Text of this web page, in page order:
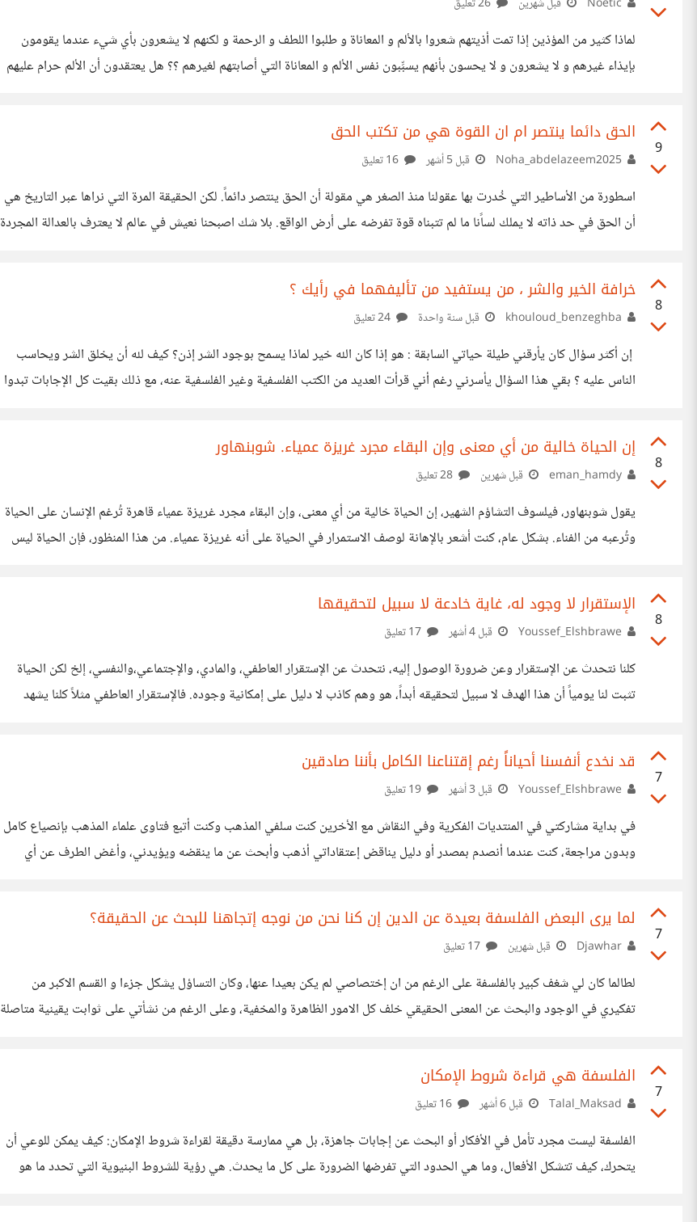
قبل شهرين
لماذا كثير من المؤذين إذا تمت أذيتهم شعروا بالألم و المعاناة و طلبوا اللطف و الرحمة و لكنهم لا يشعرون بأي شيء عندما يقومون
بإيذاء غيرهم و لا يشعرون و لا يحسون بأنهم يسبِّبون نفس الألم و المعاناة التي أصابتهم لغيرهم ؟؟ هل يعتقدون أن الألم حرام عليهم
9
الحق دائما ينتصر ام ان القوة هي من تكتب الحق
قبل 5 أشهر
اسطورة من الأساطير التي خُدرت بها عقولنا منذ الصغر هي مقولة أن الحق ينتصر دائماً. لكن الحقيقة المرة التي نراها عبر التاريخ هي
أن الحق في حد ذاته لا يملك لساًنا ما لم تتبناه قوة تفرضه على أرض الواقع. بلا شك اصبحنا نعيش في عالم لا يعترف بالعدالة المجردة
في صورة بطل ومخلص لمجرد أنه امتلك السلاح والمال والمنصة
8
خرافة الخير والشر ، من يستفيد من تأليفهما في رأيك ؟
قبل سنة واحدة
إن أكثر سؤال كان يأرقني طيلة حياتي السابقة : هو إذا كان الله خير لماذا يسمح بوجود الشر إذن؟ كيف لله أن يخلق الشر ويحاسب
الناس عليه ؟ بقي هذا السؤال يأسرني رغم أني قرأت العديد من الكتب الفلسفية وغير الفلسفية عنه، مع ذلك بقيت كل الإجابات تبدوا
والحادثة الثانية هو بحث كنت أقوم به حول عقلية المجرمين والقاتيلين المتسلسلين، تبين
8
إن الحياة خالية من أي معنى وإن البقاء مجرد غريزة عمياء. شوبنهاور
قبل شهرين
يقول شوبنهاور، فيلسوف التشاؤم الشهير، إن الحياة خالية من أي معنى، وإن البقاء مجرد غريزة عمياء قاهرة تُرغم الإنسان على الحياة
وتُرعبه من الفناء. بشكل عام، كنت أشعر بالإهانة لوصف الاستمرار في الحياة على أنه غريزة عمياء. من هذا المنظور، فإن الحياة ليس
8
الإستقرار لا وجود له، غاية خادعة لا سبيل لتحقيقها
قبل 4 أشهر
كلنا نتحدث عن الإستقرار وعن ضرورة الوصول إليه، نتحدث عن الإستقرار العاطفي، والمادي، والإجتماعي،والنفسي، إلخ لكن الحياة
تثبت لنا يومياً أن هذا الهدف لا سبيل لتحقيقه أبداً، هو وهم كاذب لا دليل على إمكانية وجوده. فالإستقرار العاطفي مثلاً كلنا يشهد
نقصان تارة أخرى، بل هناك من يخون أو يفشل في العلاقة بسبب فشله في إدارة هذه التقلبات العاطفية.
7
قد نخدع أنفسنا أحياناً رغم إقتناعنا الكامل بأننا صادقين
قبل 3 أشهر
في بداية مشاركتي في المنتديات الفكرية وفي النقاش مع الأخرين كنت سلفي المذهب وكنت أتبع فتاوى علماء المذهب بإنصياع كامل
وبدون مراجعة، كنت عندما أنصدم بمصدر أو دليل يناقض إعتقاداتي أذهب وأبحث عن ما ينقضه ويؤيدني، وأغض الطرف عن أي
7
لما يرى البعض الفلسفة بعيدة عن الدين إن كنا نحن من نوجه إتجاهنا للبحث عن الحقيقة؟
قبل شهرين
لطالما كان لي شغف كبير بالفلسفة على الرغم من ان إختصاصي لم يكن بعيدا عنها، وكان التساؤل يشكل جزءا و القسم الاكبر من
تفكيري في الوجود والبحث عن المعنى الحقيقي خلف كل الامور الظاهرة والمخفية، وعلى الرغم من نشأتي على ثوابت يقينية متاصلة
7
الفلسفة هي قراءة شروط الإمكان
قبل 6 أشهر
الفلسفة ليست مجرد تأمل في الأفكار أو البحث عن إجابات جاهزة، بل هي ممارسة دقيقة لقراءة شروط الإمكان: كيف يمكن للوعي أن
يتحرك، كيف تتشكل الأفعال، وما هي الحدود التي تفرضها الضرورة على كل ما يحدث. هي رؤية للشروط البنيوية التي تحدد ما هو